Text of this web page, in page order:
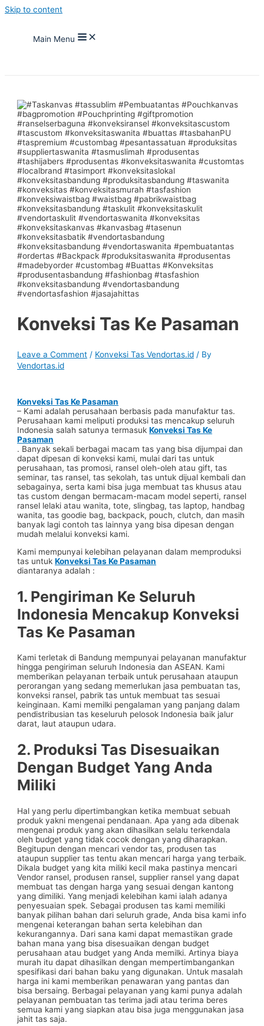
Skip to content
Main Menu
Konveksi Tas Ke Pasaman
Leave a Comment / Konveksi Tas Vendortas.id / By
Vendortas.id
Konveksi Tas Ke Pasaman
– Kami adalah perusahaan berbasis pada manufaktur tas.
Perusahaan kami meliputi produksi tas mencakup seluruh
Indonesia salah satunya termasukKonveksi Tas Ke
Pasaman
. Banyak sekali berbagai macam tas yang bisa dijumpai dan
dapat dipesan di konveksi kami, mulai dari tas untuk
perusahaan, tas promosi, ransel oleh-oleh atau gift, tas
seminar, tas ransel, tas sekolah, tas untuk dijual kembali dan
sebagainya, serta kami bisa juga membuat tas khusus atau
tas custom dengan bermacam-macam model seperti, ransel
ransel lelaki atau wanita, tote, slingbag, tas laptop, handbag
wanita, tas goodie bag, backpack, pouch, clutch, dan masih
banyak lagi contoh tas lainnya yang bisa dipesan dengan
mudah melalui konveksi kami.
Kami mempunyai kelebihan pelayanan dalam memproduksi
tas untukKonveksi Tas Ke Pasaman
diantaranya adalah :
1. Pengiriman Ke Seluruh
Indonesia Mencakup Konveksi
Tas Ke Pasaman
Kami terletak di Bandung mempunyai pelayanan manufaktur
hingga pengiriman seluruh Indonesia dan ASEAN. Kami
memberikan pelayanan terbaik untuk perusahaan ataupun
perorangan yang sedang memerlukan jasa pembuatan tas,
konveksi ransel, pabrik tas untuk membuat tas sesuai
keinginaan. Kami memilki pengalaman yang panjang dalam
pendistribusian tas keseluruh pelosok Indonesia baik jalur
darat, laut ataupun udara.
2. Produksi Tas Disesuaikan
Dengan Budget Yang Anda
Miliki
Hal yang perlu dipertimbangkan ketika membuat sebuah
produk yakni mengenai pendanaan. Apa yang ada dibenak
mengenai produk yang akan dihasilkan selalu terkendala
oleh budget yang tidak cocok dengan yang diharapkan.
Begitupun dengan mencari vendor tas, produsen tas
ataupun supplier tas tentu akan mencari harga yang terbaik.
Dikala budget yang kita miliki kecil maka pastinya mencari
Vendor ransel, produsen ransel, supplier ransel yang dapat
membuat tas dengan harga yang sesuai dengan kantong
yang dimiliki. Yang menjadi kelebihan kami ialah adanya
penyesuaian spek. Sebagai produsen tas kami memiliki
banyak pilihan bahan dari seluruh grade, Anda bisa kami info
mengenai keterangan bahan serta kelebihan dan
kekurangannya. Dari sana kami dapat memastikan grade
bahan mana yang bisa disesuaikan dengan budget
perusahaan atau budget yang Anda memilki. Artinya biaya
murah itu dapat dihasilkan dengan mempertimbangankan
spesifikasi dari bahan baku yang digunakan. Untuk masalah
harga ini kami memberikan penawaran yang pantas dan
bisa bersaing. Berbagai pelayanan yang kami punya adalah
pelayanan pembuatan tas terima jadi atau terima beres
semua kami yang siapkan atau bisa juga menggunakan jasa
jahit tas saja.